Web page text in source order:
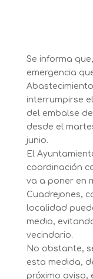
Se informa
emergencia
interrumpirse
del embalse
desde el
junio.
El
coordinación
va a poner en
Cuadrejones,
localidad
medio,
vecindario.
No obstante,
esta medida,
próximo aviso,